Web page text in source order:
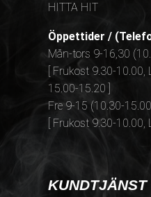
HITTA HIT
Öppettider /
Mån-tors 9-16,30
[ Frukost 9.30-
15.00-15.20 ]
Fre 9-15 (10.30-
[ Frukost 9.30-10.00,
KUNDTJÄNST